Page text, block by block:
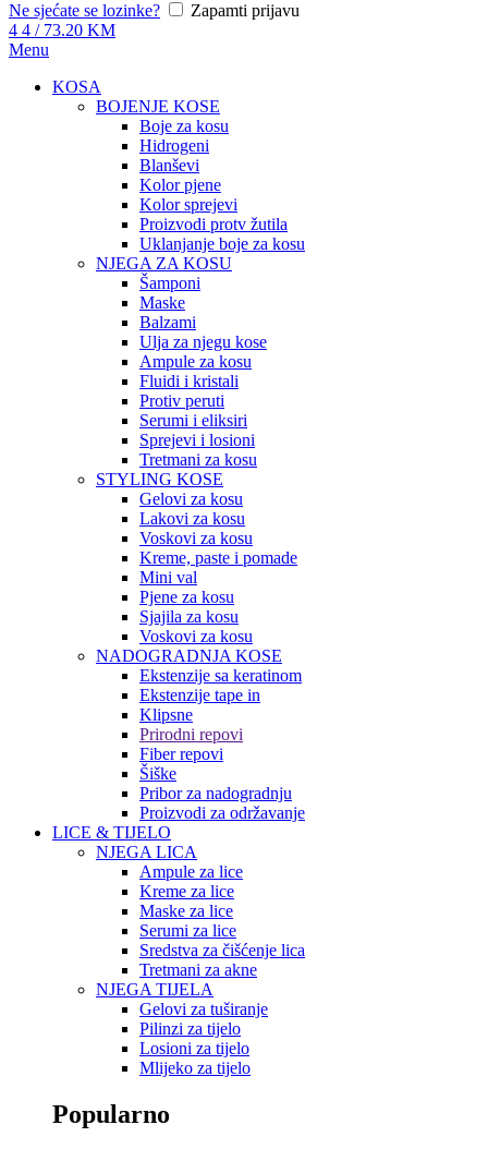
Ne sjećate se lozinke?
Zapamti prijavu
4 4 / 73.20 KM
Menu
KOSA
BOJENJE KOSE
Boje za kosu
Hidrogeni
Blanševi
Kolor pjene
Kolor sprejevi
Proizvodi protv žutila
Uklanjanje boje za kosu
NJEGA ZA KOSU
Šamponi
Maske
Balzami
Ulja za njegu kose
Ampule za kosu
Fluidi i kristali
Protiv peruti
Serumi i eliksiri
Sprejevi i losioni
Tretmani za kosu
STYLING KOSE
Gelovi za kosu
Lakovi za kosu
Voskovi za kosu
Kreme, paste i pomade
Mini val
Pjene za kosu
Sjajila za kosu
Voskovi za kosu
NADOGRADNJA KOSE
Ekstenzije sa keratinom
Ekstenzije tape in
Klipsne
Prirodni repovi
Fiber repovi
Šiške
Pribor za nadogradnju
Proizvodi za održavanje
LICE & TIJELO
NJEGA LICA
Ampule za lice
Kreme za lice
Maske za lice
Serumi za lice
Sredstva za čišćenje lica
Tretmani za akne
NJEGA TIJELA
Gelovi za tuširanje
Pilinzi za tijelo
Losioni za tijelo
Mlijeko za tijelo
Popularno